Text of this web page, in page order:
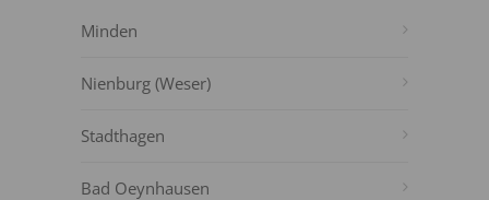
Minden
Nienburg (Weser)
Stadthagen
Bad Oeynhausen